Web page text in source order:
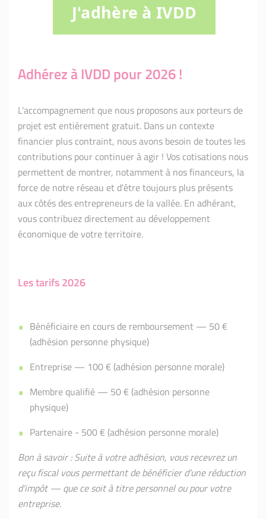
J'adhère à IVDD
Adhérez à IVDD pour 2026 !
L'accompagnement que nous proposons aux porteurs de
projet est entièrement gratuit. Dans un contexte
financier plus contraint, nous avons besoin de toutes les
contributions pour continuer à agir ! Vos cotisations nous
permettent de montrer, notamment à nos financeurs, la
force de notre réseau et d'être toujours plus présents
aux côtés des entrepreneurs de la vallée. En adhérant,
vous contribuez directement au développement
économique de votre territoire.
Les tarifs 2026
Bénéficiaire en cours de remboursement — 50 €
(adhésion personne physique)
Entreprise — 100 € (adhésion personne morale)
Membre qualifié — 50 € (adhésion personne
physique)
Partenaire - 500 € (adhésion personne morale)
Bon à savoir : Suite à votre adhésion, vous recevrez un
reçu fiscal vous permettant de bénéficier d'une réduction
d'impôt — que ce soit à titre personnel ou pour votre
entreprise.